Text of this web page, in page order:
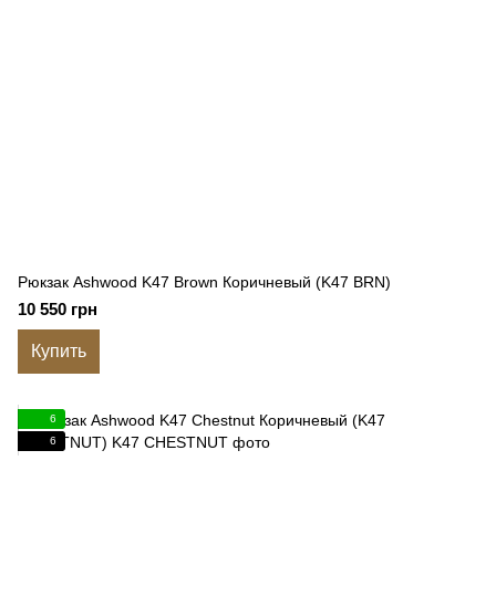
Рюкзак Ashwood K47 Brown Коричневый (K47 BRN)
10 550 грн
Купить
6
6